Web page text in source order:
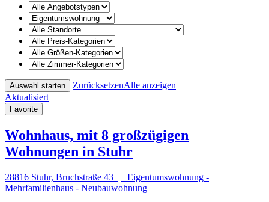
ZurücksetzenAlle anzeigen
Aktualisiert
Favorite
Wohnhaus, mit 8 großzügigen
Wohnungen in Stuhr
28816 Stuhr, Bruchstraße 43 | Eigentumswohnung -
Mehrfamilienhaus - Neubauwohnung